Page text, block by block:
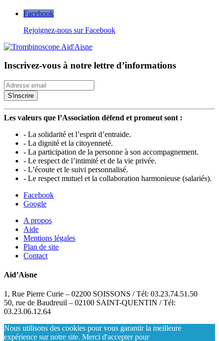
Facebook
Rejoignez-nous sur Facebook
Inscrivez-vous à notre lettre d’informations
Les valeurs que l’Association défend et promeut sont :
- La solidarité et l’esprit d’entraide.
- La dignité et la citoyenneté.
- La participation de la personne à son accompagnement.
- Le respect de l’intimité et de la vie privée.
- L’écoute et le suivi personnalisé.
- Le respect mutuel et la collaboration harmonieuse (salariés).
Facebook
Google
A propos
Aide
Mentions légales
Plan de site
Contact
Aid’Aisne
1, Rue Pierre Curie – 02200 SOISSONS / Tél: 03.23.74.51.50
50, rue de Baudreuil – 02100 SAINT-QUENTIN / Tél:
03.23.06.12.64
Nous utilisons des cookies pour vous garantir la meilleure
expérience sur notre site. Merci d'accepter pour